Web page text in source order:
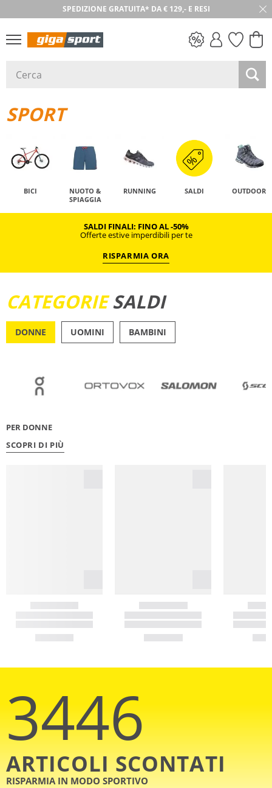
SPEDIZIONE GRATUITA* DA € 129,- E RESI
SPORT
BICI
NUOTO &
SPIAGGIA
RUNNING SALDI OUTDOOR
SALDI FINALI: FINO AL -50%
Offerte estive imperdibili per te
RISPARMIA ORA
CATEGORIESALDI
DONNE UOMINI BAMBINI
PER DONNE
SCOPRI DI PIÙ
3446
ARTICOLI SCONTATI
RISPARMIA IN MODO SPORTIVO